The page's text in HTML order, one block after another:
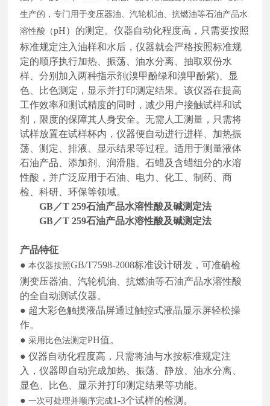
生产的，专门用于变压器油、汽轮机油、抗燃油等石油产品水
溶性酸（pH）的测定。仪器自动化程度高，只需要按照
标准规定注入油样和水后，仪器就会严格按照标准规
定的顺序执行加热、振荡、油水分离、抽取双份水
样、分别加入两种指示剂(溴甲酚绿和溴甲酚紫)、显
色、比色测定，显示并打印测定结果。该仪器在提高
工作效率和测试精度的同时，减少用户接触试样和试
剂，限度的保障其人身安全。无需人工测量，只需将
试样放置在试样杯内，仪器便自动进行进样、加热振
荡、测定、排液、显示结果等过程。适用于测量液体
石油产品、添加剂、润滑脂、石蜡及含蜡组分的水溶
性酸，并广泛应用于石油、电力、化工、制药、商
检、科研、环保等领域。
GB／T 259石油产品水溶性酸及碱测定法
GB／T 259石油产品水溶性酸及碱测定法
产品特征
● 本仪器按照GB/T7598-2008标准设计研发，可准确检
测变压器油、汽轮机油、抗燃油等石油产品水溶性酸
的全自动测试仪器。
● 超大彩色触摸液晶屏通过触控式液晶显示屏轻松操
作。
● 采用比色法测定PH值。
● 仪器自动化程度高，只需将油与水按标准规定注
入，仪器即自动完成加热、振荡、静放、油水分离、
显色、比色、显示并打印测定结果等功能。
● 一次可处理并顺序完成1-3个试样的检测。